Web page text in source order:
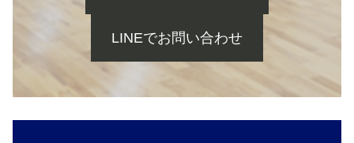
LINEでお問い合わせ